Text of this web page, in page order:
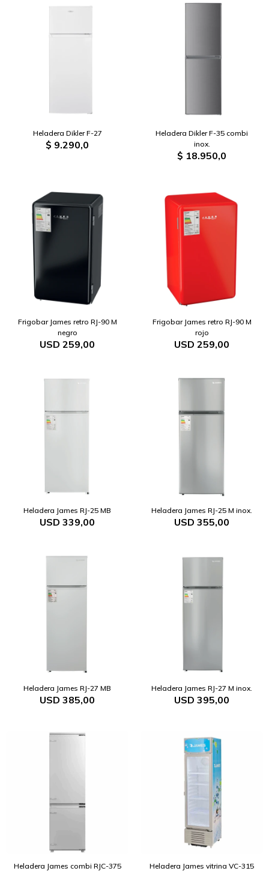
Heladera Dikler F-27
$ 9.290,0
Heladera Dikler F-35 combi
inox.
$ 18.950,0
Frigobar James retro RJ-90 M
negro
USD 259,00
Frigobar James retro RJ-90 M
rojo
USD 259,00
Heladera James RJ-25 MB
USD 339,00
Heladera James RJ-25 M inox.
USD 355,00
Heladera James RJ-27 MB
USD 385,00
Heladera James RJ-27 M inox.
USD 395,00
Heladera James combi RJC-375
Heladera James vitrina VC-315